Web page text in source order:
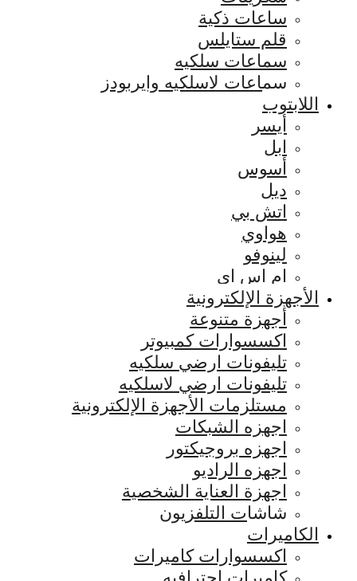
ساعات ذكية
قلم ستايلس
سماعات سلكيه
سماعات لاسلكيه وايربودز
اللابتوب
أيسر
ابل
أسوس
ديل
اتش بي
هواوي
لينوفو
ام اس اي
الأجهزة الإلكترونية
أجهزة متنوعة
اكسسوارات كمبيوتر
تليفونات ارضي سلكيه
تليفونات ارضي لاسلكيه
مستلزمات الأجهزة الإلكترونية
اجهزه الشبكات
اجهزه بروجيكتور
اجهزه الراديو
اجهزة العناية الشخصية
شاشات التلفزيون
الكاميرات
اكسسوارات كاميرات